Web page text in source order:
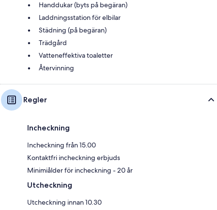
Handdukar (byts på begäran)
Laddningsstation för elbilar
Städning (på begäran)
Trädgård
Vatteneffektiva toaletter
Återvinning
Regler
Incheckning
Incheckning från 15.00
Kontaktfri incheckning erbjuds
Minimiålder för incheckning - 20 år
Utcheckning
Utcheckning innan 10.30